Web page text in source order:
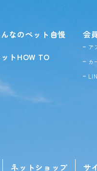
なのペット自慢
トHOW TO
会
ア
カ
ネットショップ
サ